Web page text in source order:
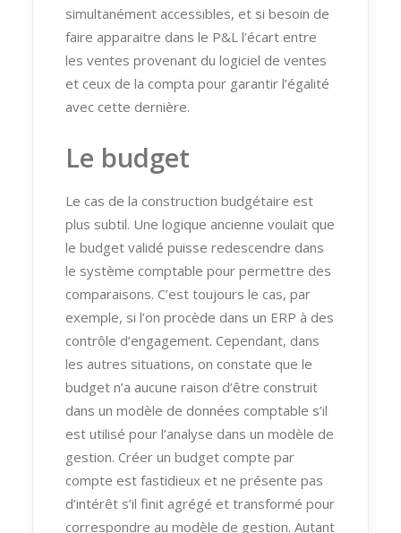
simultanément accessibles, et si besoin de
faire apparaitre dans le P&L l’écart entre
les ventes provenant du logiciel de ventes
et ceux de la compta pour garantir l’égalité
avec cette dernière.
Le budget
Le cas de la construction budgétaire est
plus subtil. Une logique ancienne voulait que
le budget validé puisse redescendre dans
le système comptable pour permettre des
comparaisons. C’est toujours le cas, par
exemple, si l’on procède dans un ERP à des
contrôle d’engagement. Cependant, dans
les autres situations, on constate que le
budget n’a aucune raison d’être construit
dans un modèle de données comptable s’il
est utilisé pour l’analyse dans un modèle de
gestion. Créer un budget compte par
compte est fastidieux et ne présente pas
d’intérêt s’il finit agrégé et transformé pour
correspondre au modèle de gestion. Autant